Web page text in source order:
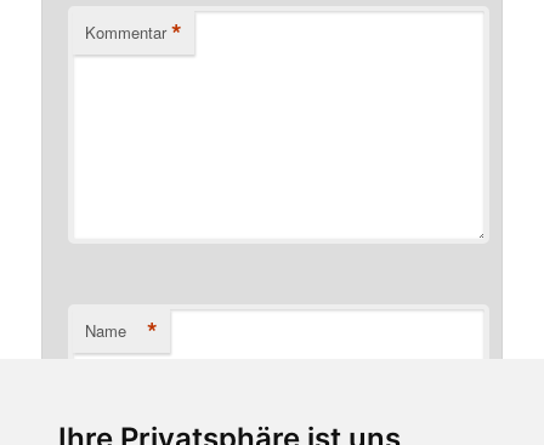
Kommentar *
Name *